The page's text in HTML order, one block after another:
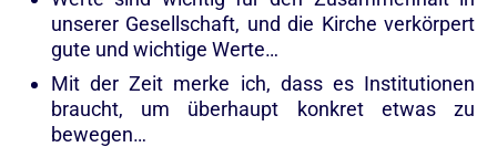
unserer Gesellschaft, und die Kirche verkörpert
gute und wichtige Werte…
Mit der Zeit merke ich, dass es Institutionen
braucht, um überhaupt konkret etwas zu
bewegen…